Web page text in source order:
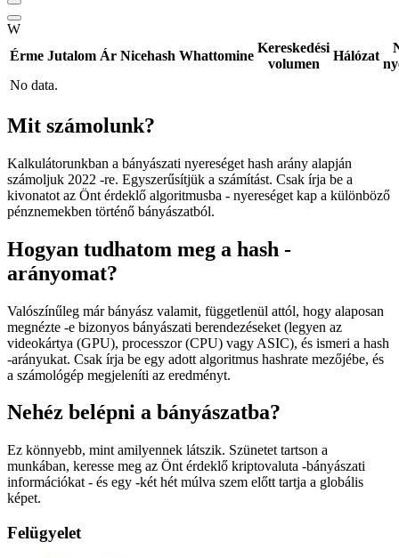
W
Érme Jutalom Ár Nicehash Whattomine
Kereskedési
volumen
Hálózat
No data.
Mit számolunk?
Kalkulátorunkban a bányászati nyereséget hash arány alapján
számoljuk 2022 -re. Egyszerűsítjük a számítást. Csak írja be a
kivonatot az Önt érdeklő algoritmusba - nyereséget kap a különböző
pénznemekben történő bányászatból.
Hogyan tudhatom meg a hash -
arányomat?
Valószínűleg már bányász valamit, függetlenül attól, hogy alaposan
megnézte -e bizonyos bányászati berendezéseket (legyen az
videokártya (GPU), processzor (CPU) vagy ASIC), és ismeri a hash
-arányukat. Csak írja be egy adott algoritmus hashrate mezőjébe, és
a számológép megjeleníti az eredményt.
Nehéz belépni a bányászatba?
Ez könnyebb, mint amilyennek látszik. Szünetet tartson a
munkában, keresse meg az Önt érdeklő kriptovaluta -bányászati
információkat - és egy -két hét múlva szem előtt tartja a globális
képet.
Felügyelet